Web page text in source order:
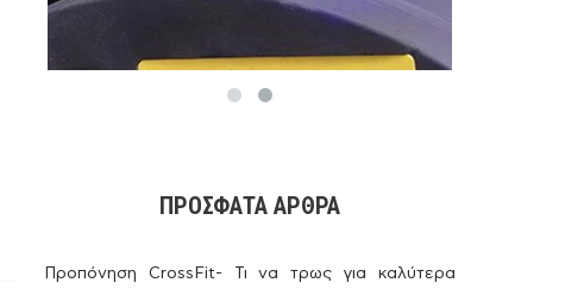
ΠΡΌΣΦΑΤΑ ΆΡΘΡΑ
Προπόνηση CrossFit- Τι να τρως για καλύτερα